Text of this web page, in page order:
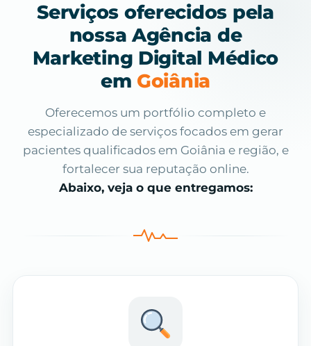
Serviços oferecidos pela
nossa Agência de
Marketing Digital Médico
em Goiânia
Oferecemos um portfólio completo e
especializado de serviços focados em gerar
pacientes qualificados em Goiânia e região, e
fortalecer sua reputação online.
Abaixo, veja o que entregamos: